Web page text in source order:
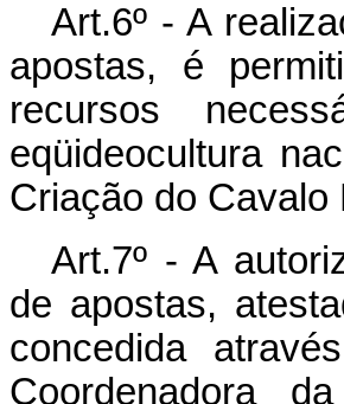
Art.6º - A
apostas, é
recursos
eqüideocultura
Criação do
Art.7º - A
de apostas,
concedida
Coordenadora